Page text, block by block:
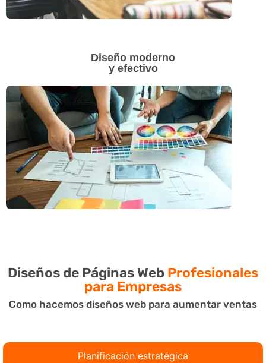
Diseño moderno
y efectivo
Diseños de Páginas Web Profesionales
para Empresas
Como hacemos diseños web para aumentar ventas
Planificación estratégica